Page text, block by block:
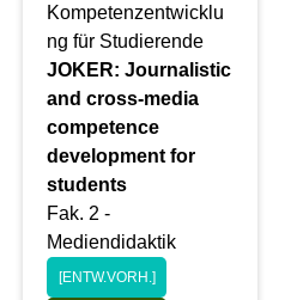
Kompetenzentwicklu
ng für Studierende
JOKER: Journalistic
and cross-media
competence
development for
students
Fak. 2 -
Mediendidaktik
[ENTW.VORH.]